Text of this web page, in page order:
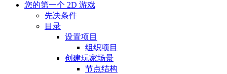
您的第一个 2D 游戏
先决条件
目录
设置项目
组织项目
创建玩家场景
节点结构